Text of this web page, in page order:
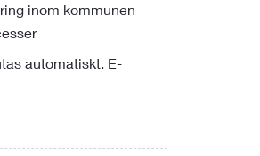
inom kommunen
automatiskt. E-